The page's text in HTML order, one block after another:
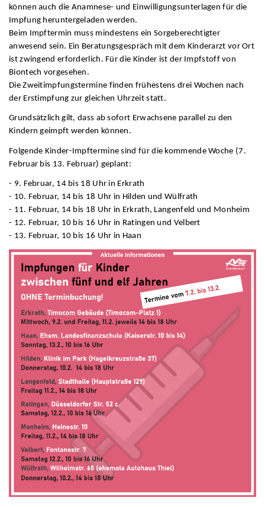
können auch die Anamnese- und Einwilligungsunterlagen für die
Impfung heruntergeladen werden.
Beim Impftermin muss mindestens ein Sorgeberechtigter
anwesend sein. Ein Beratungsgespräch mit dem Kinderarzt vor Ort
ist zwingend erforderlich. Für die Kinder ist der Impfstoff von
Biontech vorgesehen.
Die Zweitimpfungstermine finden frühestens drei Wochen nach
der Erstimpfung zur gleichen Uhrzeit statt.
Grundsätzlich gilt, dass ab sofort Erwachsene parallel zu den
Kindern geimpft werden können.
Folgende Kinder-Impftermine sind für die kommende Woche (7.
Februar bis 13. Februar) geplant:
- 9. Februar, 14 bis 18 Uhr in Erkrath
- 10. Februar, 14 bis 18 Uhr in Hilden und Wülfrath
- 11. Februar, 14 bis 18 Uhr in Erkrath, Langenfeld und Monheim
- 12. Februar, 10 bis 16 Uhr in Ratingen und Velbert
- 13. Februar, 10 bis 16 Uhr in Haan